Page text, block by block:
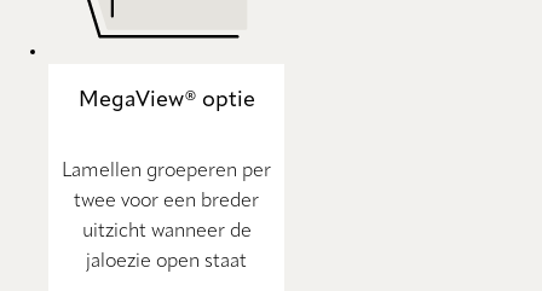
MegaView® optie
Lamellen groeperen per
twee voor een breder
uitzicht wanneer de
jaloezie open staat